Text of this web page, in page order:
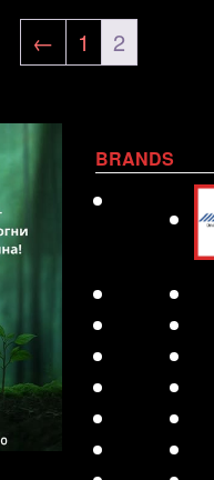
← 1 2
BRANDS